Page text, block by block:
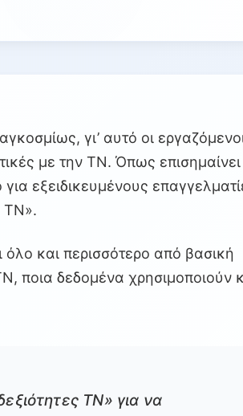
γι’ αυτό οι
με την ΤΝ. Όπως
εξειδικευμένους
ΤΝ».
και περισσότερο από βασική
ποια δεδομένα χρησιμοποιούν
ΤΝ» για να